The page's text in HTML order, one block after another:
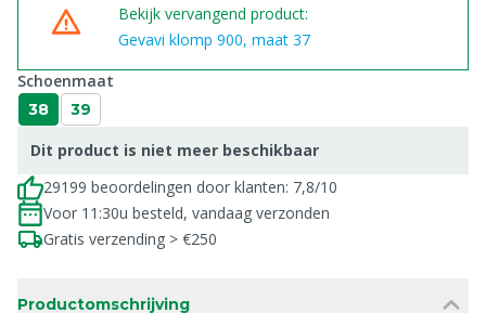
Bekijk vervangend product:
Gevavi klomp 900, maat 37
Schoenmaat
38 39
Dit product is niet meer beschikbaar
29199 beoordelingen door klanten: 7,8/10
Voor 11:30u besteld, vandaag verzonden
Gratis verzending > €250
Productomschrijving